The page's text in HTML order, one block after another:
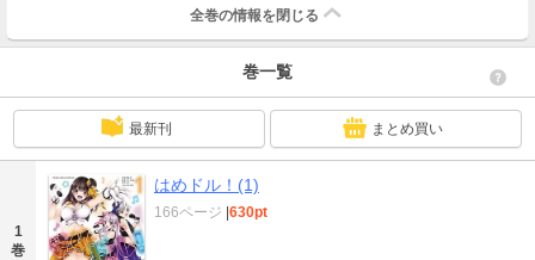
全巻の情報を 閉じる
巻一覧
最新刊 まとめ買い
1
巻
はめドル！(1)
166ページ |630pt